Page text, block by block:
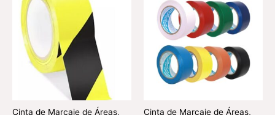
Cinta de Marcaje de Áreas,
Cinta de Marcaje de Áreas,